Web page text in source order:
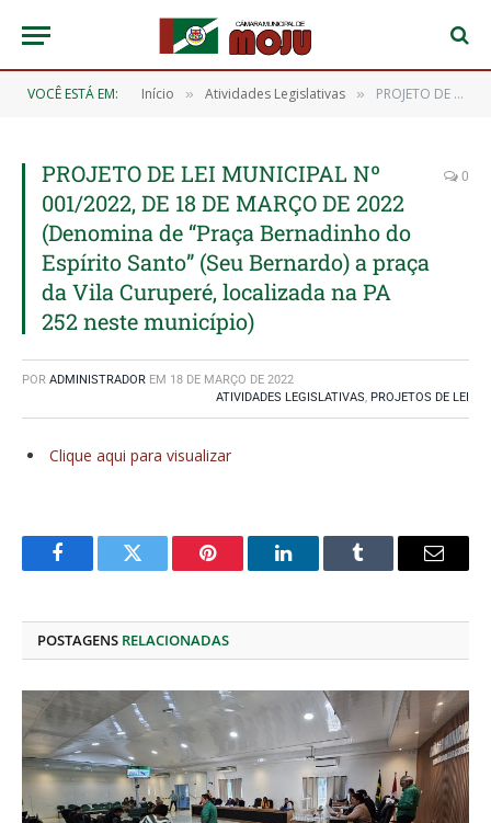
VOCÊ ESTÁ EM: Início » Atividades Legislativas » PROJETO DE LEI MUNICIPAL Nº 001/2022, DE 18 DE MARÇO DE 2022 (Denomina de “Praça Bernadinho do Espírito Santo” (Seu Bernardo) a praça da Vila Curuperé, localizada na PA 252 neste município)
PROJETO DE LEI MUNICIPAL Nº
001/2022, DE 18 DE MARÇO DE 2022
(Denomina de “Praça Bernadinho do
Espírito Santo” (Seu Bernardo) a praça
da Vila Curuperé, localizada na PA
252 neste município)
0
POR ADMINISTRADOR EM 18 DE MARÇO DE 2022
ATIVIDADES LEGISLATIVAS, PROJETOS DE LEI
Clique aqui para visualizar
FacebookTwitter Pinterest O
Tumblr
E-
POSTAGENS RELACIONADAS